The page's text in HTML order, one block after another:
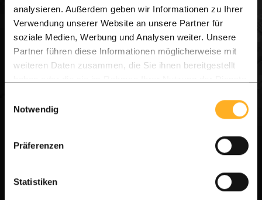
analysieren. Außerdem geben wir Informationen zu Ihrer
Verwendung unserer Website an unsere Partner für
soziale Medien, Werbung und Analysen weiter. Unsere
Partner führen diese Informationen möglicherweise mit
weiteren Daten zusammen, die Sie ihnen bereitgestellt
Notwendig
Präferenzen
Statistiken
Bestellen Sie die Deluxe-Musterbox: Sie erhalten
eine Auswahl unserer Ipé-Holzbretter direkt zu
Ihnen nach Hause. Fühlen und sehen Sie die
Qualität: Erleben Sie die seidig-weiche Struktur
unseres FAS-Qualitätshartholzes (die höchste
Fragen zur Montage oder zur besten Holzauswahl?